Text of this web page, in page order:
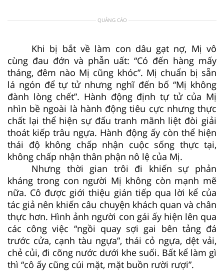
QUẢNG CÁO
Khi bị bắt về làm con dâu gạt nợ, Mị vô
cùng đau đớn và phẫn uất: “Có đến hàng mấy
tháng, đêm nào Mị cũng khóc”. Mị chuẩn bị sẵn
lá ngón để tự tử nhưng nghĩ đến bố “Mị không
đành lòng chết”. Hành động định tự tử của Mị
nhìn bề ngoài là hành động tiêu cực nhưng thực
chất lại thể hiện sự đấu tranh mãnh liệt đòi giải
thoát kiếp trâu ngựa. Hành động ấy còn thể hiện
thái độ không chấp nhận cuộc sống thực tại,
không chấp nhận thân phận nô lệ của Mị.
Nhưng thời gian trôi đi khiến sự phản
kháng trong con người Mị không còn mạnh mẽ
nữa. Cô được giới thiệu gián tiếp qua lời kể của
tác giả nên khiến câu chuyện khách quan và chân
thực hơn. Hình ảnh người con gái ấy hiện lên qua
các công việc “ngồi quay sợi gai bên tảng đá
trước cửa, cạnh tàu ngựa”, thái cỏ ngựa, dệt vải,
chẻ củi, đi cõng nước dưới khe suối. Bất kể làm gì
thì “cô ấy cũng cúi mặt, mặt buồn rười rượi”.